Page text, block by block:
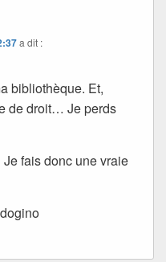
a dit :
bibliothèque. Et,
de droit… Je perds
fais donc une vraie